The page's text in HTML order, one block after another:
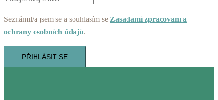
Seznámil/a jsem se a souhlasím se Zásadami zpracování a
ochrany osobních údajů.
PŘIHLÁSIT SE